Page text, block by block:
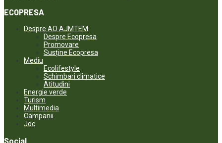
ECOPRESA
Despre AO AJMTEM
Despre Ecopresa
Promovare
Susține Ecopresa
Mediu
Ecolifestyle
Schimbari climatice
Atitudini
Energie verde
Turism
Multimedia
Campanii
Joc
Social